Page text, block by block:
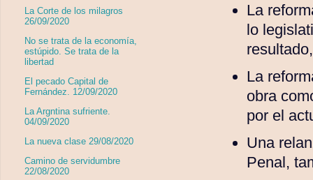
La
lo
La
obra
por el
Una
Penal,
La Corte de los milagros
26/09/2020
No se trata de la economía,
estúpido. Se trata de la
libertad
El pecado Capital de
Fernández. 12/09/2020
La Argntina sufriente.
04/09/2020
La nueva clase 29/08/2020
Camino de servidumbre
22/08/2020